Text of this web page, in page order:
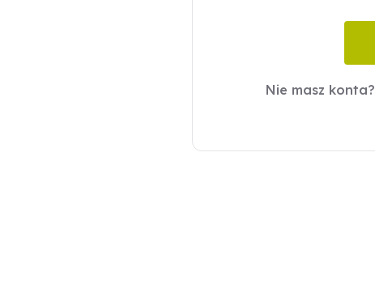
Nie masz konta?